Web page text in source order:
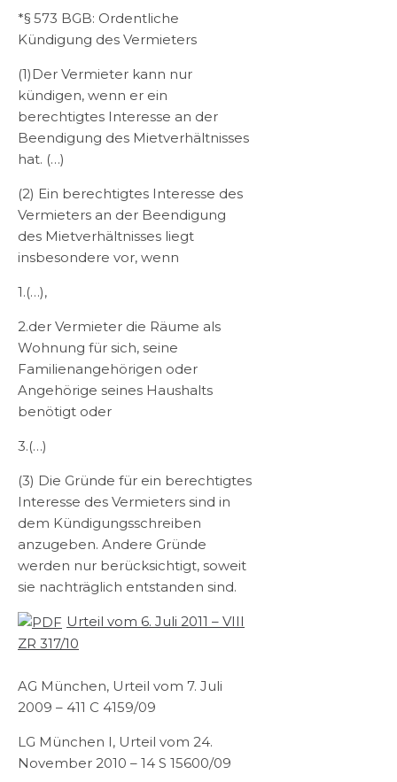
*§ 573 BGB: Ordentliche
Kündigung des Vermieters
(1)Der Vermieter kann nur
kündigen, wenn er ein
berechtigtes Interesse an der
Beendigung des Mietverhältnisses
hat. (…)
(2) Ein berechtigtes Interesse des
Vermieters an der Beendigung
des Mietverhältnisses liegt
insbesondere vor, wenn
1.(…),
2.der Vermieter die Räume als
Wohnung für sich, seine
Familienangehörigen oder
Angehörige seines Haushalts
benötigt oder
3.(…)
(3) Die Gründe für ein berechtigtes
Interesse des Vermieters sind in
dem Kündigungsschreiben
anzugeben. Andere Gründe
werden nur berücksichtigt, soweit
sie nachträglich entstanden sind.
Urteil vom 6. Juli 2011 – VIII
ZR 317/10
AG München, Urteil vom 7. Juli
2009 – 411 C 4159/09
LG München I, Urteil vom 24.
November 2010 – 14 S 15600/09